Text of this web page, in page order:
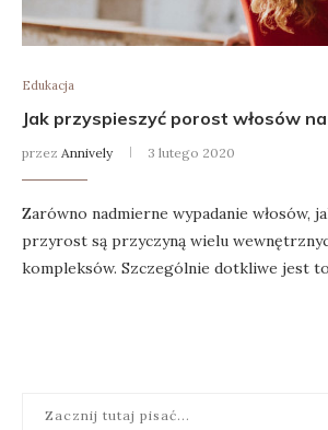
Edukacja
Jak przyspieszyć porost włosów na
przez Annively 3 lutego 2020
Zarówno nadmierne wypadanie włosów,
przyrost są przyczyną wielu
kompleksów. Szczególnie dotkliwe jest